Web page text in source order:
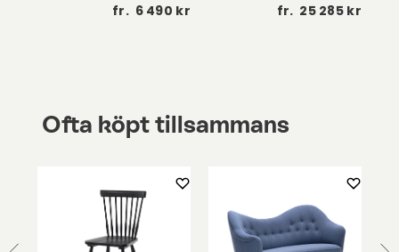
fr. 6 490 kr fr. 25 285 kr
Ofta köpt tillsammans